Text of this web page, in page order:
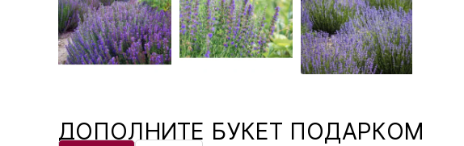
ДОПОЛНИТЕ БУКЕТ ПОДАРКОМ